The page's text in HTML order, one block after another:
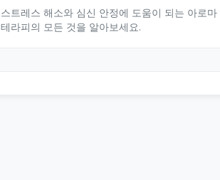
스트레스 해소와 심신 안정에 도움이 되는 아로마
테라피의 모든 것을 알아보세요.